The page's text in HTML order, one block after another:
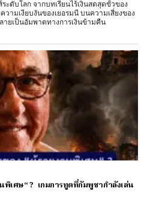
ะดับโลก จากบทเรียนไร้เงินสดสุดขั้วของ
ามเงียบงันของเยอรมนี บนความเสี่ยงของ
ายเป็นอัมพาตทางการเงินข้ามคืน
พิเศษ“ ? เกมการทูตที่กัมพูชากำลังเล่น